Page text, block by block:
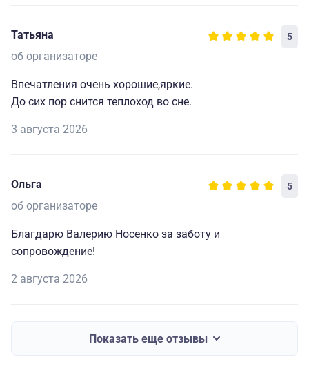
Татьяна 5
об организаторе
Впечатления очень хорошие,яркие.
До сих пор снится теплоход во сне.
3 августа 2026
Ольга 5
об организаторе
Благдарю Валерию Носенко за заботу и
сопровождение!
2 августа 2026
Показать еще отзывы